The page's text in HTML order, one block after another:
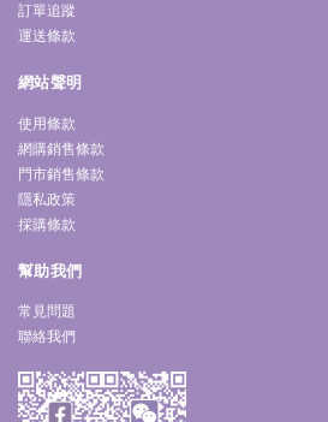
訂單追蹤
運送條款
網站聲明
使用條款
網購銷售條款
門市銷售條款
隱私政策
採購條款
幫助我們
常見問題
聯絡我們